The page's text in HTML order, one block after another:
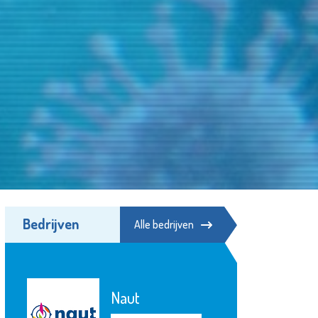
Bedrijven Alle bedrijven
MAES notarissen